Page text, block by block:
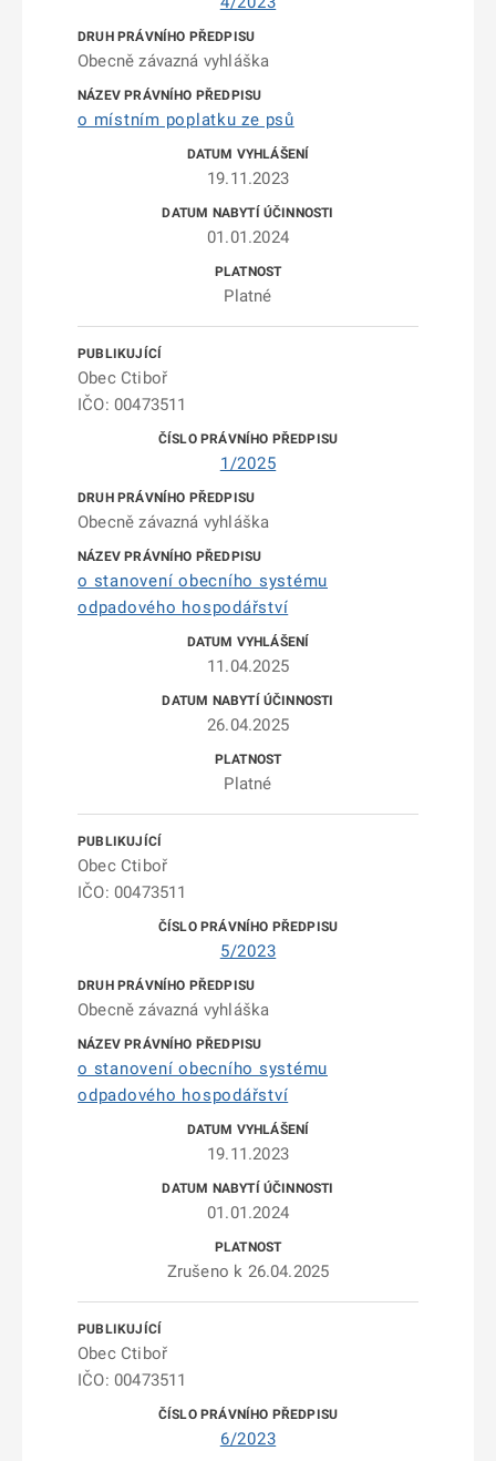
Obecně závazná vyhláška
o místním poplatku ze psů
19.11.2023
01.01.2024
Platné
Obec Ctiboř
IČO: 00473511
1/2025
Obecně závazná vyhláška
o stanovení obecního systému
odpadového hospodářství
11.04.2025
26.04.2025
Platné
Obec Ctiboř
IČO: 00473511
5/2023
Obecně závazná vyhláška
o stanovení obecního systému
odpadového hospodářství
19.11.2023
01.01.2024
Zrušeno k 26.04.2025
Obec Ctiboř
IČO: 00473511
6/2023